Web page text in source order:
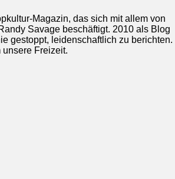
Magazin, das sich mit allem von
Savage beschäftigt. 2010 als Blog
gestoppt, leidenschaftlich zu berichten.
unsere Freizeit.